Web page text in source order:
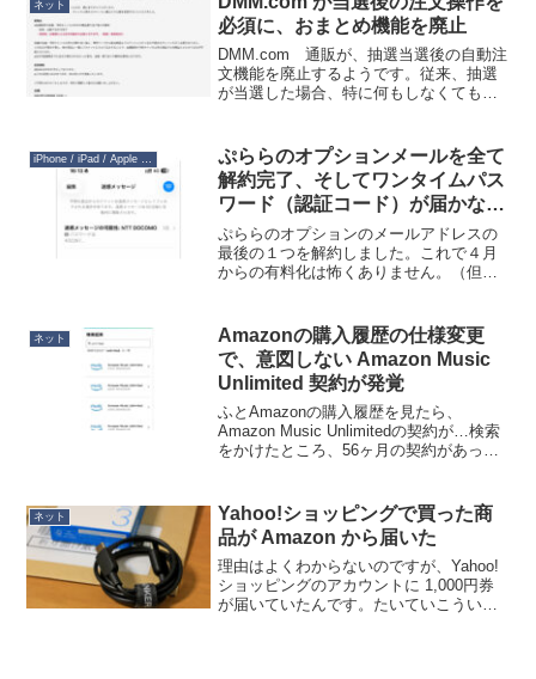
から10 GBに増える...
ネット
必須に、おまとめ機能を廃止
DMM.com 通販が、抽選当選後の自動注
文機能を廃止するようです。従来、抽選
が当選した場合、特に何もしなくても注
きをしないとキャンセルになるようで
す。この変更によりよ...
iPhone / iPad / Apple Watch
ぷららのオプションメールを全て
解約完了、そしてワンタイムパス
ワード（認証コード）が届かない
問題が解決
ぷららのオプションのメールアドレスの
最後の１つを解約しました。これで４月
からの有料化は怖くありません。（但し
きたアドレスですが、最初に契約したの
は2001年、結婚した...
ネット
Amazonの購入履歴の仕様変更
で、意図しない Amazon Music
Unlimited 契約が発覚
ふとAmazonの購入履歴を見たら、
Amazon Music Unlimitedの契約が…検索
をかけたところ、56ヶ月の契約があった
囲内であって...
ネット
Yahoo!ショッピングで買った商
品が Amazon から届いた
理由はよくわからないのですが、Yahoo!
ショッピングのアカウントに 1,000円券
が届いていたんです。たいていこういう